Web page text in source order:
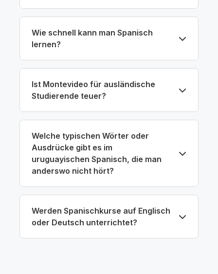
Wie schnell kann man Spanisch
lernen?
Ist Montevideo für ausländische
Studierende teuer?
Welche typischen Wörter oder
Ausdrücke gibt es im
uruguayischen Spanisch, die man
anderswo nicht hört?
Werden Spanischkurse auf Englisch
oder Deutsch unterrichtet?